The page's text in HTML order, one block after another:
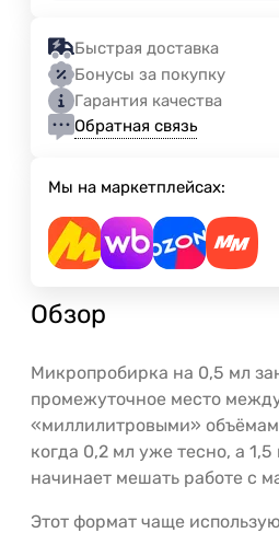
Быстрая доставка
Бонусы за покупку
Гарантия качества
Обратная связь
Мы на маркетплейсах:
Обзор
Микропробирка на 0,5 мл
промежуточное место
«миллилитровыми»
когда 0,2 мл уже тесно, а
начинает мешать работе с
Этот формат чаще